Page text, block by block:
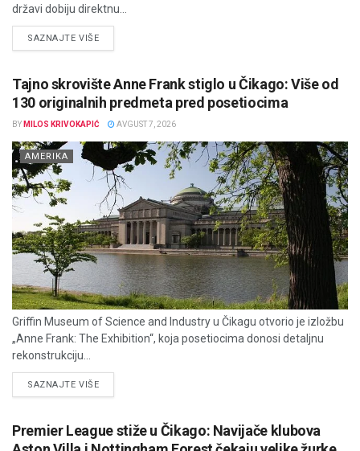
državi dobiju direktnu...
SAZNAJTE VIŠEDETAILS
Tajno skrovište Anne Frank stiglo u Čikago: Više od
130 originalnih predmeta pred posetiocima
BY MILOS KRIVOKAPIĆ AVGUST 7, 2026
AMERIKA
Griffin Museum of Science and Industry u Čikagu otvorio je izložbu
„Anne Frank: The Exhibition“, koja posetiocima donosi detaljnu
rekonstrukciju...
SAZNAJTE VIŠEDETAILS
Premier League stiže u Čikago: Navijače klubova